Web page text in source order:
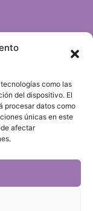
como las
del dispositivo. El
procesar datos como
únicas en este
afectar